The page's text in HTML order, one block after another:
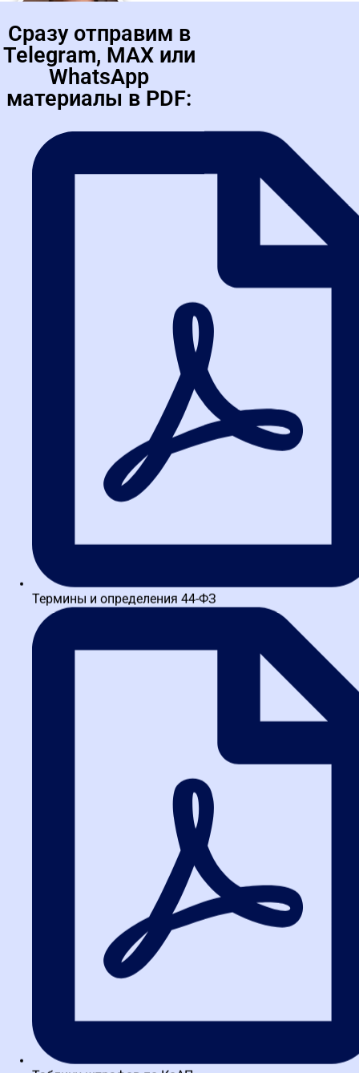
Школьников Артем Алексеевич
Практик в сфере закупок с 16-летним стажем, включающим
руководящие позиции в энергетическом секторе, начальник
службы закупочной и договорной деятельности в...
Дрибноход Сергей Леонидович
Начальник сектора управления государственного заказа
Комитета экономического развития, промышленной политики и
торговли Правительства Санкт-Петербурга. Эксперт в сфере
антикоррупционного комплаенса и...
Шигаев Валерий Юрьевич
Кандидат медицинских наук. Эксперт Национальной Ассоциации
институтов закупок России. Ведущий специалист отдела
государственного заказа Комитета по здравоохранению
Правительства Санкт-Петербурга. Сочетание...
Спирин Андрей Андреевич
Руководитель отдела развития продуктов обучения для
участников закупок Департамента обучения площадки РТС-
тендер. Организовывал и осуществлял контроль проведения
более 600 обучающих...
Смердов Андрей Александрович
Сразу отправим в
Telegram, MAX или
WhatsApp
материалы в PDF:
Термины и определения 44-ФЗ